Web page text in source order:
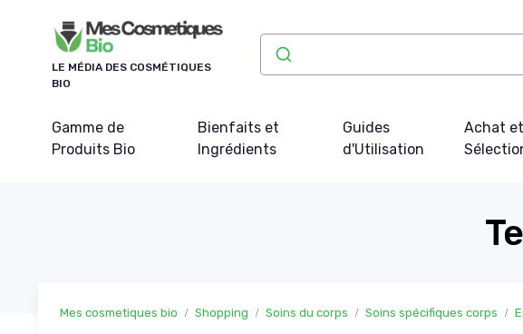
LE MÉDIA DES COSMÉTIQUES
BIO
Gamme de
Produits Bio
Bienfaits et
Ingrédients
Guides
d'Utilisation
Achat
Mes cosmetiques bio Shopping Soins du corps Soins spécifiques corps